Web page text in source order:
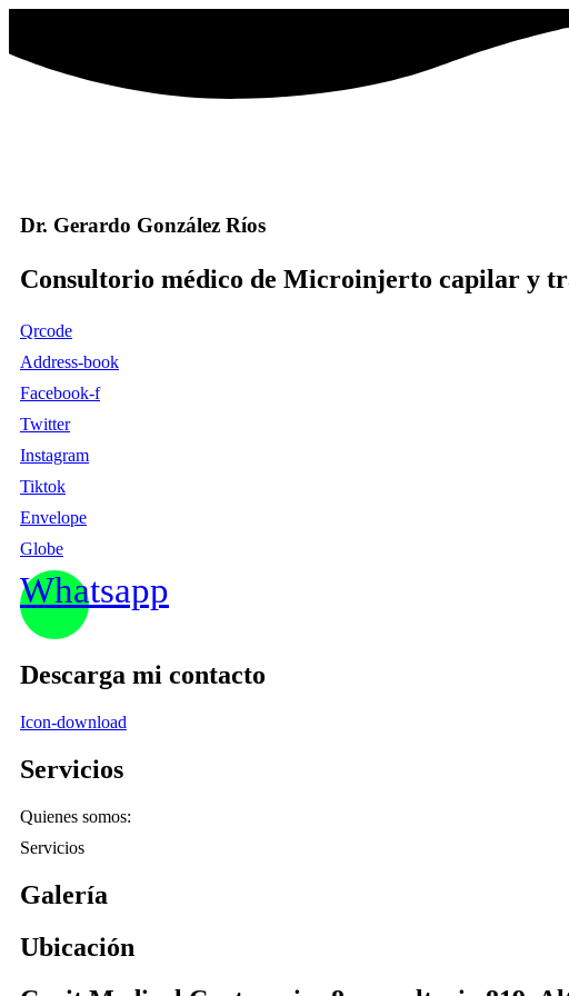
Dr. Gerardo González Ríos
Consultorio médico de Microinjerto capilar y
Qrcode
Address-book
Facebook-f
Twitter
Instagram
Tiktok
Envelope
Globe
Whatsapp
Descarga mi contacto
Icon-download
Servicios
Quienes somos:
Servicios
Galería
Ubicación